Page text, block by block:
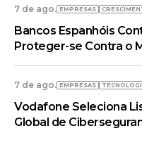
7 de ago. EMPRESAS
Bancos Espanhóis
Proteger-se Contra o
7 de ago. EMPRESAS
Vodafone Seleciona
Global de